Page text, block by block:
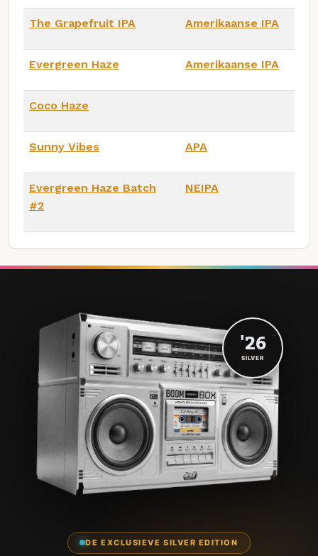
The Grapefruit IPA Amerikaanse IPA
Evergreen Haze Amerikaanse IPA
Coco Haze
Sunny Vibes APA
Evergreen Haze Batch
#2
NEIPA
DE EXCLUSIEVE SILVER EDITION
'26
SILVER